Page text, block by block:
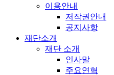
이용안내
저작권안내
공지사항
재단소개
재단 소개
인사말
주요연혁